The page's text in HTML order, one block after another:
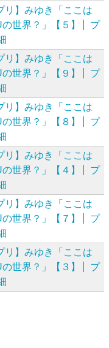
リ】みゆき「ここは
世界？」【５】
プ
リ】みゆき「ここは
世界？」【９】
プ
リ】みゆき「ここは
世界？」【８】
プ
リ】みゆき「ここは
世界？」【４】
プ
リ】みゆき「ここは
世界？」【７】
プ
リ】みゆき「ここは
世界？」【３】
プ